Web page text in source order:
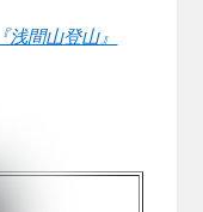
間山登山』